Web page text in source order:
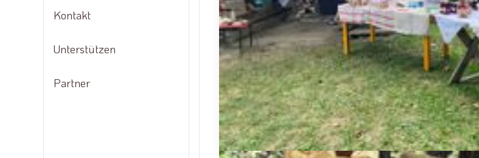
Saatgut
Kontakt
Unterstützen
Partner